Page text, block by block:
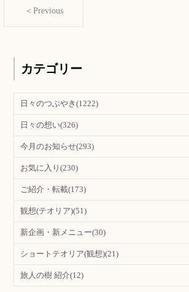
＜Previous
カテゴリー
日々のつぶやき(1222)
日々の想い(326)
今月のお知らせ(293)
お気に入り(230)
ご紹介・転載(173)
観想(テオリア)(51)
新企画・新メニュー(30)
ショートテオリア(観想)(21)
旅人の樹 紹介(12)